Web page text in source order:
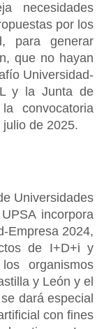
necesidades
por los
para generar
que no hayan
Universidad-
y la Junta de
convocatoria
de 2025.
Universidades
incorpora
Empresa 2024,
de I+D+i y
organismos
y León y el
dará especial
con fines